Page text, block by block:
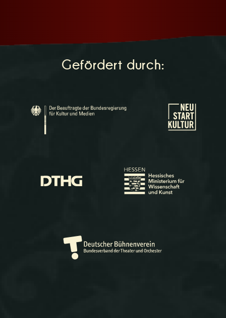
Gefördert durch: